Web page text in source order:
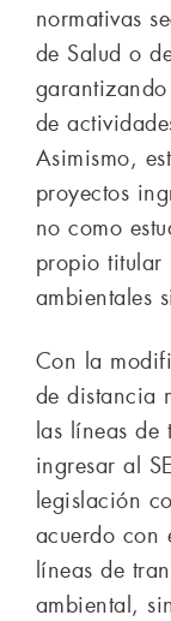
normativas
de Salud o
de
Asimismo,
proyectos
no como
propio titular
ambientales
Con la
de distancia
las líneas de
ingresar al
legislación
acuerdo con
líneas de
ambiental,